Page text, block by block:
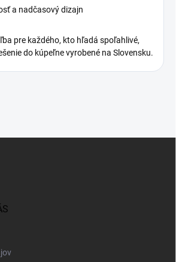
a nadčasový dizajn
pre každého, kto hľadá spoľahlivé,
do kúpeľne vyrobené na Slovensku.